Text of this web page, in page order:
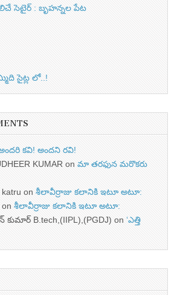
సెటైర్ : బృహన్నల పేట
సైట్ల లో..!
అందరి కవి! అందని రవి!
KUMAR on మా తరఫున మరొకరు
on శీలావీర్రాజు కలానికి ఇటూ అటూ:
on శీలావీర్రాజు కలానికి ఇటూ అటూ:
కుమార్ B.tech,(IIPL),(PGDJ) on ‘ఎత్తి